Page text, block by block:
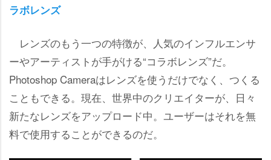
ラボレンズ
レンズのもう一つの特徴が、人気のインフルエンサ
ーやアーティストが手がける“コラボレンズ”だ。
Photoshop Cameraはレンズを使うだけでなく、つくる
こともできる。現在、世界中のクリエイターが、日々
新たなレンズをアップロード中。ユーザーはそれを無
料で使用することができるのだ。